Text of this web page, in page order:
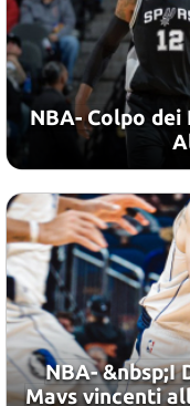
NBA- Colpo
NBA- &nbsp;I
Mavs vincenti